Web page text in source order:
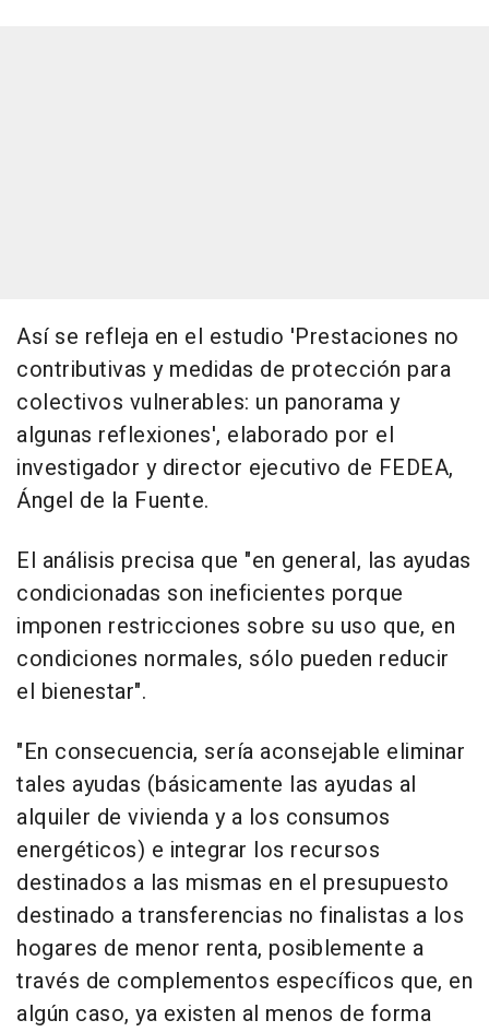
Así se refleja en el estudio 'Prestaciones no
contributivas y medidas de protección para
colectivos vulnerables: un panorama y
algunas reflexiones', elaborado por el
investigador y director ejecutivo de FEDEA,
Ángel de la Fuente.
El análisis precisa que "en general, las ayudas
condicionadas son ineficientes porque
imponen restricciones sobre su uso que, en
condiciones normales, sólo pueden reducir
el bienestar".
"En consecuencia, sería aconsejable eliminar
tales ayudas (básicamente las ayudas al
alquiler de vivienda y a los consumos
energéticos) e integrar los recursos
destinados a las mismas en el presupuesto
destinado a transferencias no finalistas a los
hogares de menor renta, posiblemente a
través de complementos específicos que, en
algún caso, ya existen al menos de forma